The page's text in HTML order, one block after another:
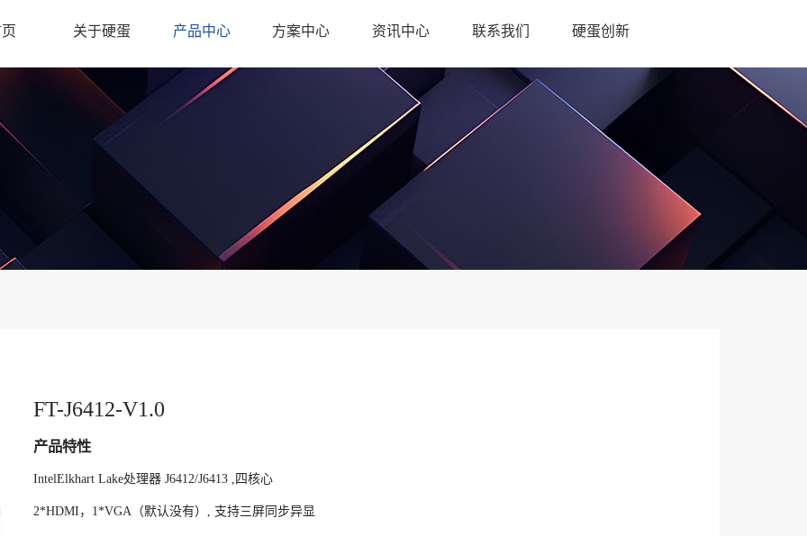
关于硬蛋 产品中心 方案中心 资讯中心 联系我们 硬蛋创新
FT-J6412-V1.0
产品特性
IntelElkhart Lake处理器 J6412/J6413 ,四核心
2*HDMI，1*VGA（默认没有）, 支持三屏同步异显